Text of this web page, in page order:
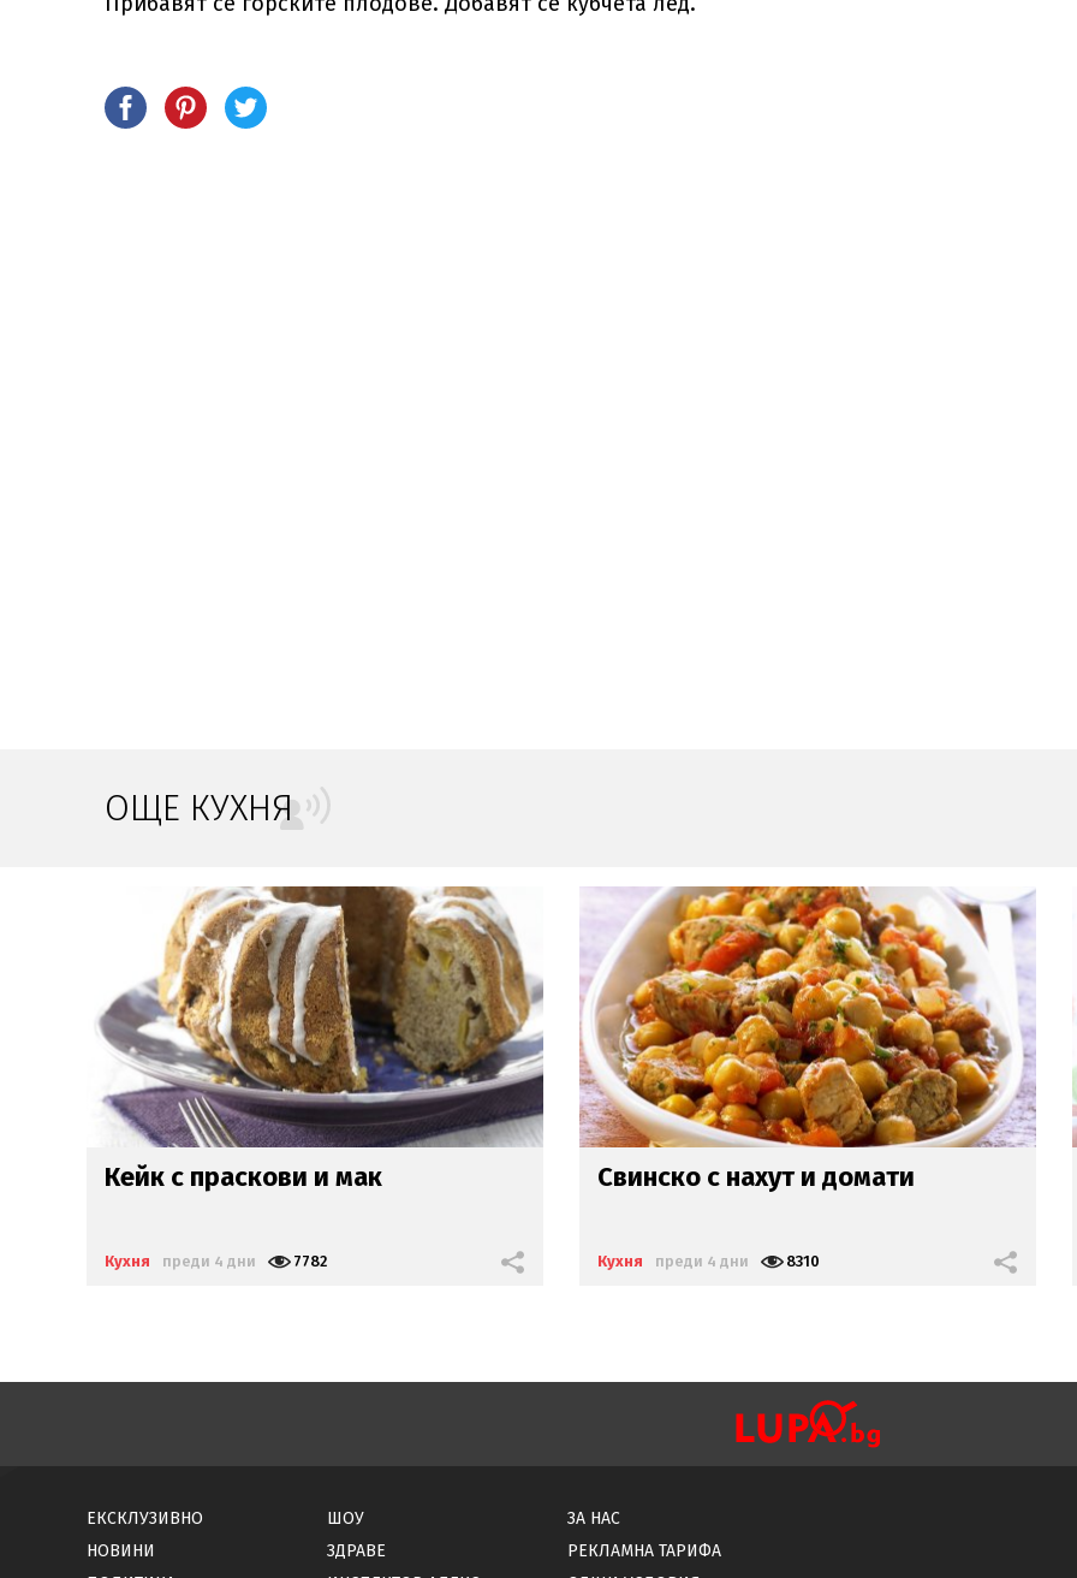
ОЩЕ КУХНЯ
Свинско с нахут и домати
Кухня преди 4 дни 8310
Пилешко с ориз, гъби и спанак (+
джинджифил, фъстъци, пресен
Кухня преди 14 дни 25967
ЕКСКЛУЗИВНО
НОВИНИ
ШОУ
ЗДРАВЕ
ЗА НАС
РЕКЛАМНА ТАРИФА